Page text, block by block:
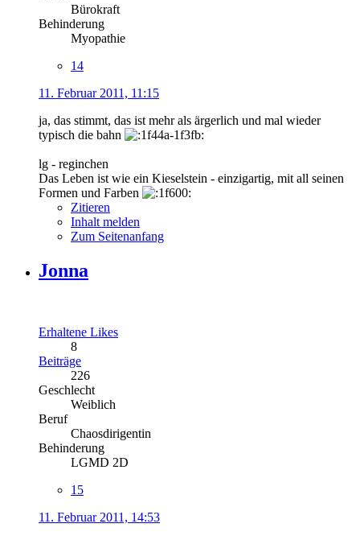
Bürokraft
Behinderung
Myopathie
14
11. Februar 2011, 11:15
ja, das stimmt, das ist mehr als ärgerlich und mal wieder
typisch die bahn
lg - reginchen
Das Leben ist wie ein Kieselstein - einzigartig, mit all seinen
Formen und Farben
Zitieren
Inhalt melden
Zum Seitenanfang
Jonna
Erhaltene Likes
8
Beiträge
226
Geschlecht
Weiblich
Beruf
Chaosdirigentin
Behinderung
LGMD 2D
15
11. Februar 2011, 14:53